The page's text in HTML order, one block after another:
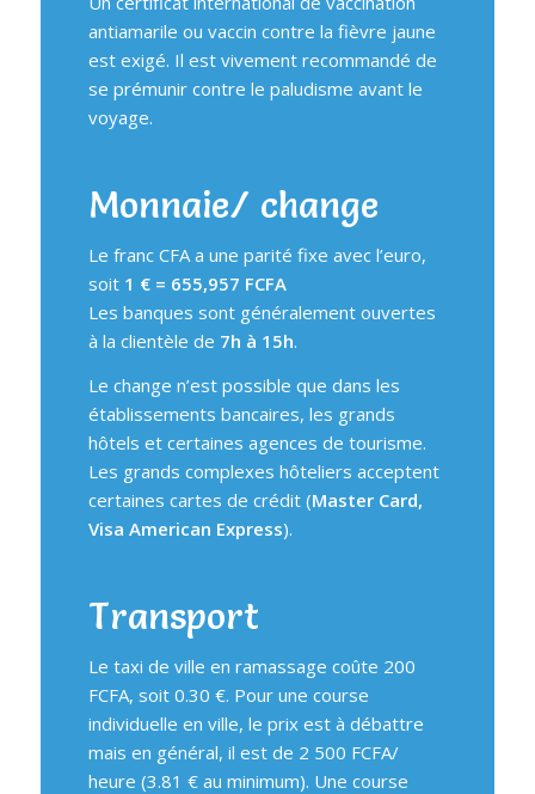
antiamarile ou vaccin contre la fièvre jaune
est exigé. Il est vivement recommandé de
se prémunir contre le paludisme avant le
voyage.
Monnaie/ change
Le franc CFA a une parité fixe avec l’euro,
soit 1 € = 655,957 FCFA
Les banques sont généralement ouvertes
à la clientèle de 7h à 15h.
Le change n’est possible que dans les
établissements bancaires, les grands
hôtels et certaines agences de tourisme.
Les grands complexes hôteliers acceptent
certaines cartes de crédit (Master Card,
Visa American Express).
Transport
Le taxi de ville en ramassage coûte 200
FCFA, soit 0.30 €. Pour une course
individuelle en ville, le prix est à débattre
mais en général, il est de 2 500 FCFA/
heure (3.81 € au minimum). Une course